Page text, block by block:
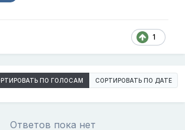
1
ПО ГОЛОСАМ СОРТИРОВАТЬ ПО ДАТЕ
Ответов пока нет